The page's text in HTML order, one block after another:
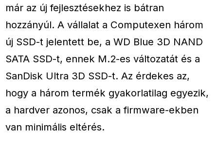
már az új fejlesztésekhez is bátran
hozzányúl. A vállalat a Computexen három
új SSD-t jelentett be, a WD Blue 3D NAND
SATA SSD-t, ennek M.2-es változatát és a
SanDisk Ultra 3D SSD-t. Az érdekes az,
hogy a három termék gyakorlatilag egyezik,
a hardver azonos, csak a firmware-ekben
van minimális eltérés.